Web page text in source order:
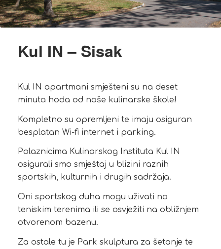
Kul IN – Sisak
Kul IN apartmani smješteni su na deset
minuta hoda od naše kulinarske škole!
Kompletno su opremljeni te imaju osiguran
besplatan Wi-fi internet i parking.
Polaznicima Kulinarskog Instituta Kul IN
osigurali smo smještaj u blizini raznih
sportskih, kulturnih i drugih sadržaja.
Oni sportskog duha mogu uživati na
teniskim terenima ili se osvježiti na obližnjem
otvorenom bazenu.
Za ostale tu je Park skulptura za šetanje te